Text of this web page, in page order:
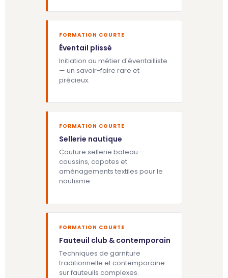
FORMATION COURTE
Éventail plissé
Initiation au métier d'éventailliste
— un savoir-faire rare et
précieux.
FORMATION COURTE
Sellerie nautique
Couture sellerie bateau —
coussins, capotes et
aménagements textiles pour le
nautisme.
FORMATION COURTE
Fauteuil club & contemporain
Techniques de garniture
traditionnelle et contemporaine
sur fauteuils complexes.